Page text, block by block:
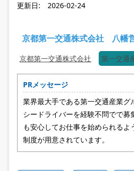
更新日: 2026-02-24
京都第一交通株式会社 八幡
京都第一交通株式会社 第一交通
PRメッセージ
業界最大手である第一交通産業グ
シードライバーを経験不問でで募
も安心してお仕事を始められる
制度が用意されています。